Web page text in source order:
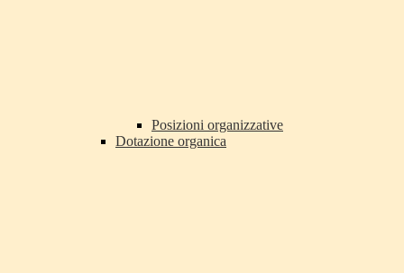
Posizioni organizzative
Dotazione organica